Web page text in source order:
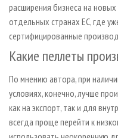
расширения бизнеса на
отдельных странах ЕС, где
сертифицированные
Какие пеллеты
По мнению автора, при
условиях, конечно, лучше
как на экспорт, так и для
всегда проще перейти к